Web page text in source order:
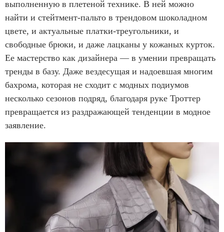
выполненную в плетеной технике. В ней можно
найти и стейтмент-пальто в трендовом шоколадном
цвете, и актуальные платки-треугольники, и
свободные брюки, и даже лацканы у кожаных курток.
Ее мастерство как дизайнера — в умении превращать
тренды в базу. Даже вездесущая и надоевшая многим
бахрома, которая не сходит с модных подиумов
несколько сезонов подряд, благодаря руке Троттер
превращается из раздражающей тенденции в модное
заявление.